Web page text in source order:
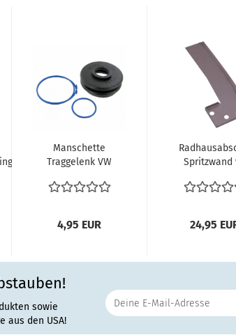
Manschette
Traggelenk VW
oben unten...
4,95 EUR
Spritzwand
67-
24,95
sowie
aus den USA!